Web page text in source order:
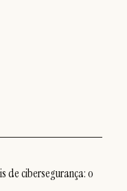
de cibersegurança: o